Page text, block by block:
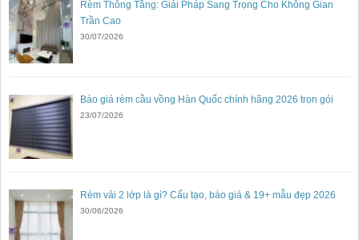
Rèm Thông Tầng: Giải Pháp Sang Trọng Cho Không Gian
Trần Cao
30/07/2026
Báo giá rèm cầu vồng Hàn Quốc chính hãng 2026 trọn gói
23/07/2026
Rèm vải 2 lớp là gì? Cấu tạo, báo giá & 19+ mẫu đẹp 2026
30/06/2026